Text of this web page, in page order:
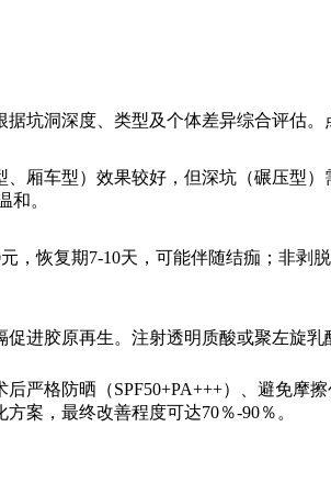
坑洞深度、类型及个体差异综合评估
厢车型）效果较好，但深坑（碾压型
和。
，恢复期7-10天，可能伴随结痂；非
进胶原再生。注射透明质酸或聚左旋
严格防晒（SPF50+PA+++）、避免
案，最终改善程度可达70％-90％。